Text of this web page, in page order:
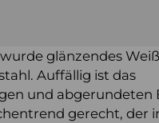
glänzendes Weiß
Auffällig ist das
und abgerundeten
gerecht, der